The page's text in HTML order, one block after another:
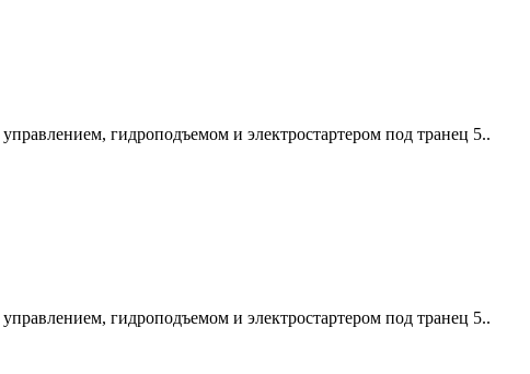
гидроподъемом и электростартером под транец 5..
гидроподъемом и электростартером под транец 5..